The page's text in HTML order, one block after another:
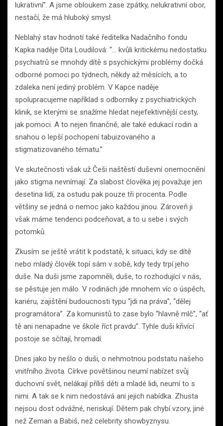
lukrativní”. A jsme obloukem zase zpátky, nelukrativní obor,
nestačí, že má hluboký smysl.
Neblahý stav hodnotí také ředitelka Nadačního fondu
Kapka naděje Dita Loudilová: “… kvůli kritickému nedostatku
psychiatrů se mnohdy dítě s psychickými problémy dočká
odborné pomoci po týdnech, někdy až měsících, a to
zdaleka není jediný problém. V Kapce naděje
spolupracujeme například s odborníky z psychiatrických
klinik, se kterými se snažíme hledat nejefektivnější cesty,
jak pomoci. A to nejen finančně, ale také edukací rodin a
snahou o lepší pochopení tabuizovaného a
stigmatizovaného tématu.”
Ve skutečnosti však už Češi naštěstí duševní onemocnění
jako stigma nevnímají. Za slabost člověka jej považuje jen
desetina lidí, za ostudu pak pouze tři procenta. Podle
většiny se jedná o nemoc jako každou jinou. Zároveň ji
však máme tendenci podceňovat, a to u sebe i svých
potomků.
Zkusím se ještě vrátit k podstatě, k situaci, kdy se dítě
nebo mladý člověk topí sám v sobě, kdy tedy trpí jeho
duše. Na duši jsme zapomněli, duše, to rozhodující v nás,
se pěstuje jen málo. V rodinách jde mnohem víc o úspěch,
kariéru, zajištění budoucnosti typu “jdi na práva”, “dělej
programátora”. Za komunistů to zase bylo “hlavně mlč”, “ať
tě ani nenapadne ve škole říct pravdu”. Tyhle duši křivící
postoje se sčítají, hromadí.
Dnes jako by nešlo o duši, o nehmotnou podstatu našeho
vnitřního života. Církve povětšinou neumí nabízet svůj
duchovní svět, nelákají příliš děti a mladé lidi, neumí to s
nimi. A tak se k nim nedostává ani jejich nabídka. Zhusta
nejsou dost odvážné, neriskují. Dětem pak chybí vzory, jiné
než Zeman a Babiš, než celebrity showbyznysu.